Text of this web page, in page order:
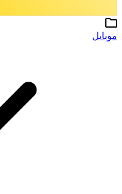
موبایل